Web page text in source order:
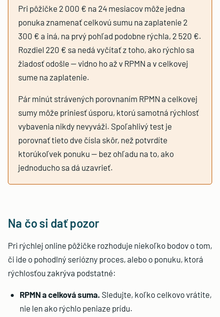
Pri pôžičke 2 000 € na 24 mesiacov môže jedna
ponuka znamenať celkovú sumu na zaplatenie 2
300 € a iná, na prvý pohľad podobne rýchla, 2 520 €.
Rozdiel 220 € sa nedá vyčítať z toho, ako rýchlo sa
žiadosť odošle — vidno ho až v RPMN a v celkovej
sume na zaplatenie.
Pár minút strávených porovnaním RPMN a celkovej
sumy môže priniesť úsporu, ktorú samotná rýchlosť
vybavenia nikdy nevyváži. Spoľahlivý test je
porovnať tieto dve čísla skôr, než potvrdíte
ktorúkoľvek ponuku — bez ohľadu na to, ako
jednoducho sa dá uzavrieť.
Na čo si dať pozor
Pri rýchlej online pôžičke rozhoduje niekoľko bodov o tom,
či ide o pohodlný seriózny proces, alebo o ponuku, ktorá
rýchlosťou zakrýva podstatné:
RPMN a celková suma. Sledujte, koľko celkovo vrátite,
nie len ako rýchlo peniaze prídu.